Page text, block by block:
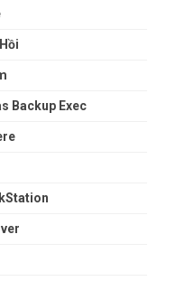
Backup Exec